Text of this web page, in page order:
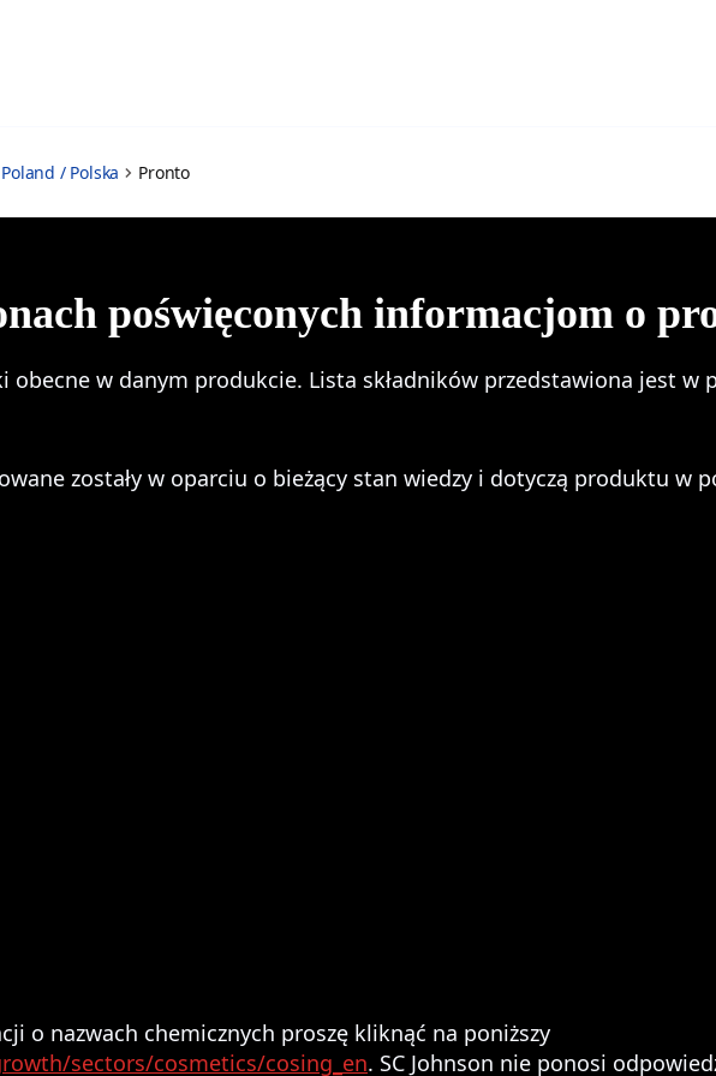
Poland / Polska Pronto
poświęconych informacjom o
obecne w danym produkcie. Lista składników przedstawiona jest
zostały w oparciu o bieżący stan wiedzy i dotyczą produktu w
o nazwach chemicznych proszę kliknąć na poniższy
sectors/cosmetics/cosing_en. SC Johnson nie ponosi